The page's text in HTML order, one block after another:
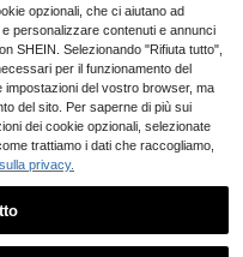
1
opzionali, che ci aiutano ad
personalizzare contenuti e annunci
SHEIN. Selezionando "Rifiuta tutto",
per il funzionamento del
impostazioni del vostro browser, ma
del sito. Per saperne di più sui
dei cookie opzionali, selezionate
trattiamo i dati che raccogliamo,
privacy.